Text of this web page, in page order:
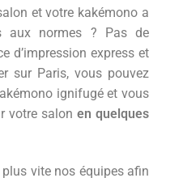
et votre kakémono a
aux normes ? Pas de
d’impression express et
sur Paris, vous pouvez
ignifugé et vous
votre salon en quelques
vite nos équipes afin